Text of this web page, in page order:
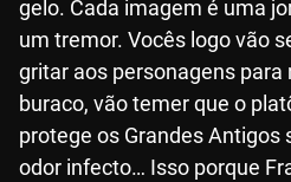
gelo. Cada imagem é uma
um tremor. Vocês logo vão
gritar aos personagens para
buraco, vão temer que o
protege os Grandes Antigos
odor infecto… Isso porque